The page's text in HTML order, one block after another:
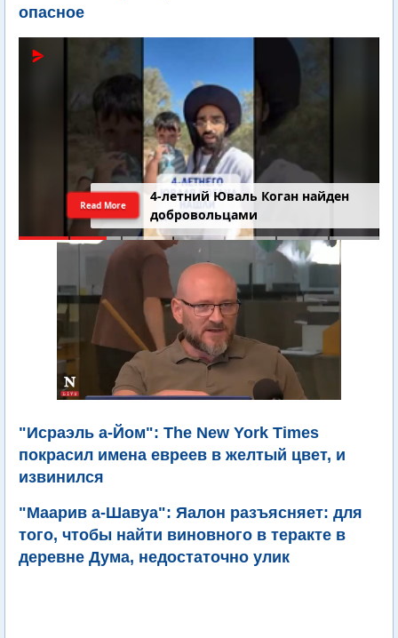
опасное
4-летний Юваль Коган найден
добровольцами
Read More
"Исраэль а-Йом": The New York Times
покрасил имена евреев в желтый цвет, и
извинился
"Маарив а-Шавуа": Яалон разъясняет: для
того, чтобы найти виновного в теракте в
деревне Дума, недостаточно улик